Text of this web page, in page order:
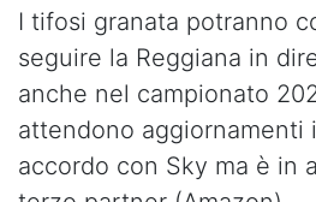
I tifosi granata potranno
seguire la Reggiana in
anche nel campionato
attendono aggiornamenti
accordo con Sky ma è in